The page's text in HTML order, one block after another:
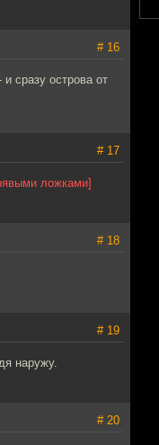
# 16
и сразу острова от
# 17
ложками]
# 18
# 19
наружу.
# 20